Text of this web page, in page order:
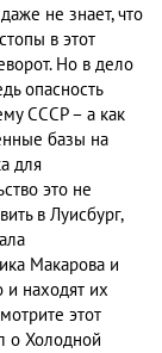
не знает, что
в этот
Но в дело
опасность
СССР – а как
базы на
для
это не
в Луисбург,
Макарова и
и находят их
этот
о Холодной